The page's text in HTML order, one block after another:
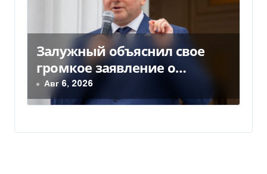
Залужный объяснил свое
громкое заявление о
вступлении Украины в НАТО
Авг 6, 2026